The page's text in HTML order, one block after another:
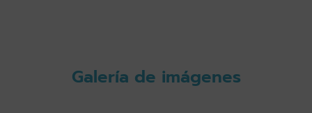
Galería de imágenes